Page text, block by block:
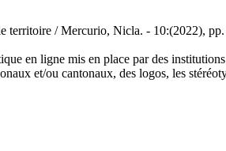
territoire / Mercurio, Nicla. - 10:(2022),
en ligne mis en place par des
et/ou cantonaux, des logos, les